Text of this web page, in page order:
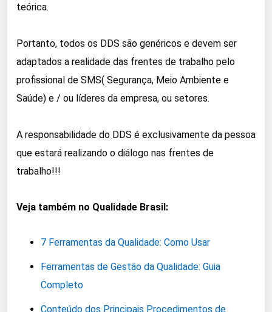
teórica.
Portanto, todos os DDS são genéricos e devem ser
adaptados a realidade das frentes de trabalho pelo
profissional de SMS( Segurança, Meio Ambiente e
Saúde) e / ou líderes da empresa, ou setores.
A responsabilidade do DDS é exclusivamente da pessoa
que estará realizando o diálogo nas frentes de
trabalho!!!
Veja também no Qualidade Brasil:
7 Ferramentas da Qualidade: Como Usar
Ferramentas de Gestão da Qualidade: Guia
Completo
Conteúdo dos Principais Procedimentos de